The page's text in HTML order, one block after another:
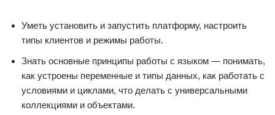
Уметь установить и запустить платформу, настроить
типы клиентов и режимы работы.
Знать основные принципы работы с языком — понимать,
как устроены переменные и типы данных, как работать с
условиями и циклами, что делать с универсальными
коллекциями и объектами.